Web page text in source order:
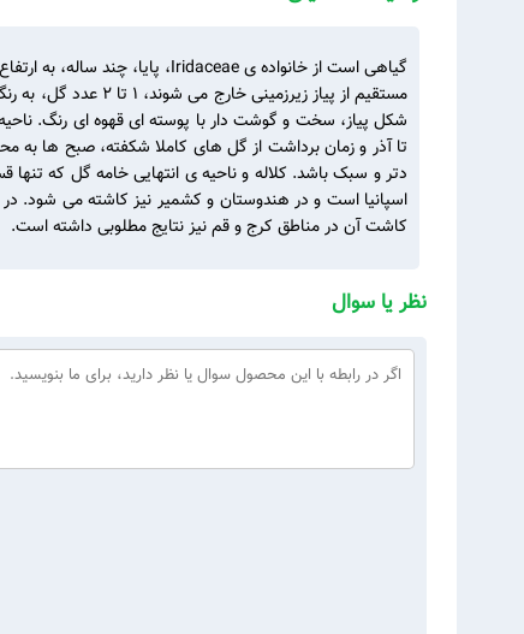
مستقیم از پیاز
شکل پیاز، سخت و گوشت دار با پوسته ای قهوه ای رنگ.
تا آذر و زمان برداشت از گل های کاملا شکفته، صبح ها به
دتر و سبک باشد. کلاله و ناحیه ی انتهایی خامه گل که
اسپانیا است و در هندوستان و کشمیر نیز کاشته می شود. در
کاشت آن در مناطق کرج و قم نیز نتایج مطلوبی داشته است.
نظر یا سوال